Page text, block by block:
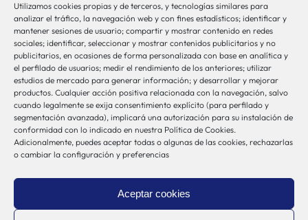
Utilizamos cookies propias y de terceros, y tecnologías similares para
analizar el tráfico, la navegación web y con fines estadísticos; identificar y
mantener sesiones de usuario; compartir y mostrar contenido en redes
sociales; identificar, seleccionar y mostrar contenidos publicitarios y no
publicitarios, en ocasiones de forma personalizada con base en analítica y
el perfilado de usuarios; medir el rendimiento de los anteriores; utilizar
estudios de mercado para generar información; y desarrollar y mejorar
productos. Cualquier acción positiva relacionada con la navegación, salvo
cuando legalmente se exija consentimiento explícito (para perfilado y
segmentación avanzada), implicará una autorización para su instalación de
conformidad con lo indicado en nuestra Política de Cookies.
Adicionalmente, puedes aceptar todas o algunas de las cookies, rechazarlas
o cambiar la configuración y preferencias
Aceptar cookies
bio-sistemak@bio-sistemak.eus
944 00 77 90
Otros Enlaces
Osakidetza